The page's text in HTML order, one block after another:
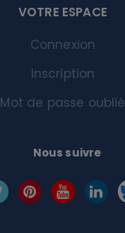
VOTRE ESPACE
Connexion
Inscription
Mot de passe oublié
Nous suivre